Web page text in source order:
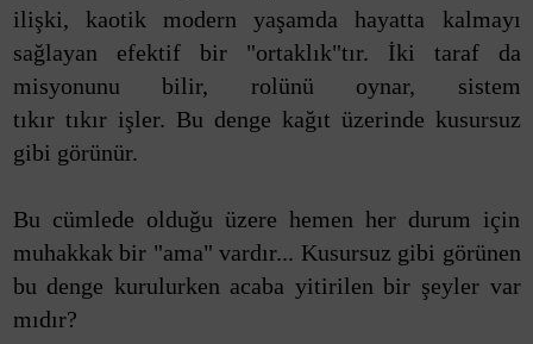
ilişki, kaotik modern yaşamda hayatta kalmayı
sağlayan efektif bir "ortaklık"tır. İki taraf da
misyonunu bilir, rolünü oynar, sistem
tıkır tıkır işler. Bu denge kağıt üzerinde kusursuz
gibi görünür.
Bu cümlede olduğu üzere hemen her durum için
muhakkak bir "ama" vardır... Kusursuz gibi görünen
bu denge kurulurken acaba yitirilen bir şeyler var
mıdır?